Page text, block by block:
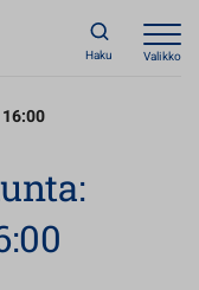
Haku Valikko